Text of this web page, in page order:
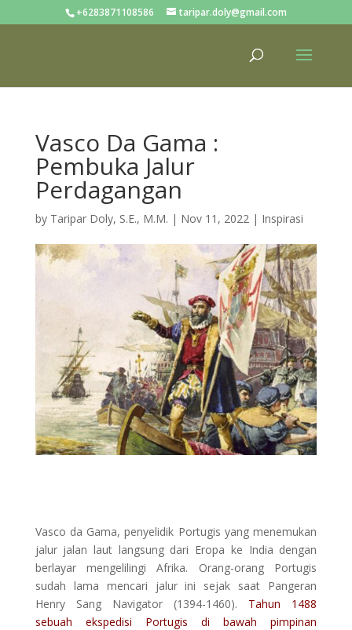
+6283871108586 taripar.doly@gmail.com
Vasco Da Gama :
Pembuka Jalur
Perdagangan
by Taripar Doly, S.E., M.M. | Nov 11, 2022| Inspirasi
Vasco da Gama, penyelidik Portugis yang menemukan
jalur jalan laut langsung dari Eropa ke India dengan
berlayar mengelilingi Afrika. Orang-orang Portugis
sudah lama mencari jalur ini sejak saat Pangeran
Henry Sang Navigator (1394-1460). Tahun 1488
sebuah ekspedisi Portugis di bawah pimpinan